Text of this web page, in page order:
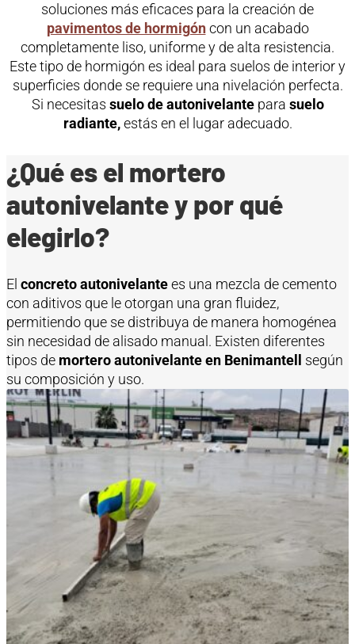
soluciones más eficaces para la creación de
pavimentos de hormigóncon un acabado
completamente liso, uniforme y de alta resistencia.
Este tipo de hormigón es ideal para suelos de interior y
superficies donde se requiere una nivelación perfecta.
Si necesitas suelo de autonivelantepara suelo
radiante, estás en el lugar adecuado.
¿Qué es el mortero
autonivelante y por qué
elegirlo?
El concreto autonivelante es una mezcla de cemento
con aditivos que le otorgan una gran fluidez,
permitiendo que se distribuya de manera homogénea
sin necesidad de alisado manual. Existen diferentes
tipos de mortero autonivelante en Benimantell según
su composición y uso.